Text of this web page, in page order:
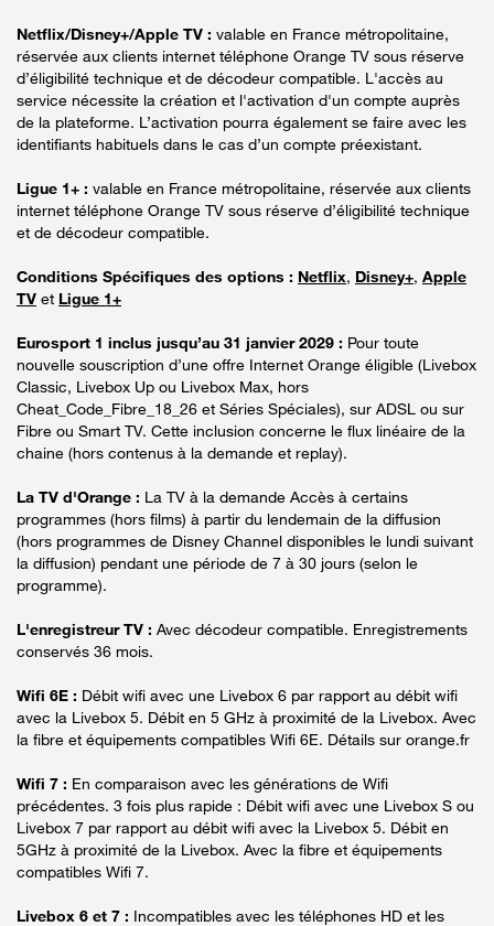
Netflix/Disney+/Apple TV : valable en France métropolitaine,
réservée aux clients internet téléphone Orange TV sous réserve
d’éligibilité technique et de décodeur compatible. L'accès au
service nécessite la création et l'activation d'un compte auprès
de la plateforme. L’activation pourra également se faire avec les
identifiants habituels dans le cas d’un compte préexistant.
Ligue 1+ : valable en France métropolitaine, réservée aux clients
internet téléphone Orange TV sous réserve d’éligibilité technique
et de décodeur compatible.
Conditions Spécifiques des options : Netflix, Disney+, Apple
TV et Ligue 1+
Eurosport 1 inclus jusqu’au 31 janvier 2029 : Pour toute
nouvelle souscription d’une offre Internet Orange éligible (Livebox
Classic, Livebox Up ou Livebox Max, hors
Cheat_Code_Fibre_18_26 et Séries Spéciales), sur ADSL ou sur
Fibre ou Smart TV. Cette inclusion concerne le flux linéaire de la
chaine (hors contenus à la demande et replay).
La TV d'Orange : La TV à la demande Accès à certains
programmes (hors films) à partir du lendemain de la diffusion
(hors programmes de Disney Channel disponibles le lundi suivant
la diffusion) pendant une période de 7 à 30 jours (selon le
programme).
L'enregistreur TV : Avec décodeur compatible. Enregistrements
conservés 36 mois.
Wifi 6E : Débit wifi avec une Livebox 6 par rapport au débit wifi
avec la Livebox 5. Débit en 5 GHz à proximité de la Livebox. Avec
la fibre et équipements compatibles Wifi 6E. Détails sur orange.fr
Wifi 7 : En comparaison avec les générations de Wifi
précédentes. 3 fois plus rapide : Débit wifi avec une Livebox S ou
Livebox 7 par rapport au débit wifi avec la Livebox 5. Débit en
5GHz à proximité de la Livebox. Avec la fibre et équipements
compatibles Wifi 7.
Livebox 6 et 7 : Incompatibles avec les téléphones HD et les